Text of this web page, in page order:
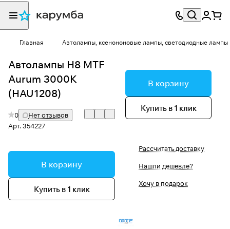
Главная Автолампы, ксенононовые лампы, светодиодные лампы
Автолампы H8 MTF
Aurum 3000K
(HAU1208)
0
Нет отзывов
Арт.354227
В корзину
Купить в 1 клик
В корзину
Купить в 1 клик
Рассчитать доставку
Нашли дешевле?
Хочу в подарок